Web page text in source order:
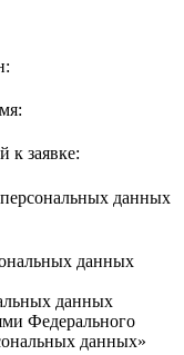
к заявке:
данных
данных
данных
Федерального
данных»